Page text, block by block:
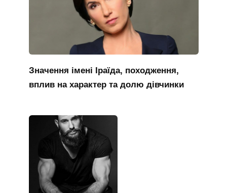
Значення імені Іраїда, походження,
вплив на характер та долю дівчинки